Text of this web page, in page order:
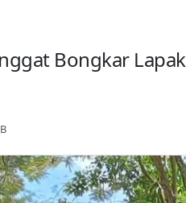
Bongkar